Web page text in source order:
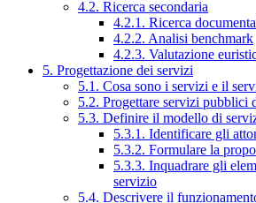
4.2. Ricerca secondaria
4.2.1. Ricerca
4.2.2. Analisi benchmark
4.2.3. Valutazione
5. Progettazione dei servizi
5.1. Cosa sono i servizi e il
5.2. Progettare servizi pubblici
5.3. Definire il modello di
5.3.1. Identificare gli
5.3.2. Formulare la
5.3.3. Inquadrare gli
servizio
5.4. Descrivere il